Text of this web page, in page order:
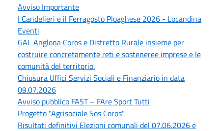
Avviso Importante
I Candelieri e il Ferragosto Ploaghese 2026 - Locandina
Eventi
GAL Anglona Coros e Distretto Rurale insieme per
costruire concretamente reti e sosteneree imprese e le
comunità del territorio.
Chiusura Uffici Servizi Sociali e Finanziario in data
09.07.2026
Avviso pubblico FAST – FAre Sport Tutti
Progetto "Agrisociale Sos Coros"
Risultati definitivi Elezioni comunali del 07.06.2026 e